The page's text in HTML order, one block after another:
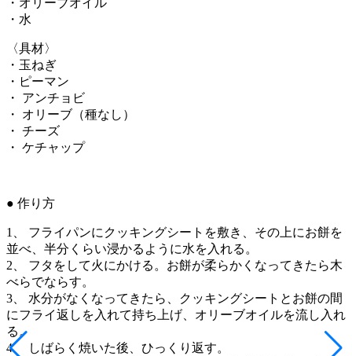
・水
〈具材〉
・玉ねぎ
・ピーマン
・ アンチョビ
・ オリーブ（種なし）
・ チーズ
・ ケチャップ
● 作り方
1、 フライパンにクッキングシートを敷き、その上にお餅を
並べ、半分くらい浸かるように水を入れる。
2、 フタをして火にかける。お餅が柔らかくなってきたら木
べらでならす。
3、 水分がなくなってきたら、クッキングシートとお餅の間
にフライ返しを入れて持ち上げ、オリーブオイルを流し入れ
る。
4、 しばらく焼いた後、ひっくり返す。